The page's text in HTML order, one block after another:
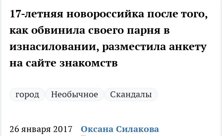
17-летняя новороссийка после того,
как обвинила своего парня в
изнасиловании, разместила анкету
на сайте знакомств
город Необычное Скандалы
26 января 2017 Оксана Силакова